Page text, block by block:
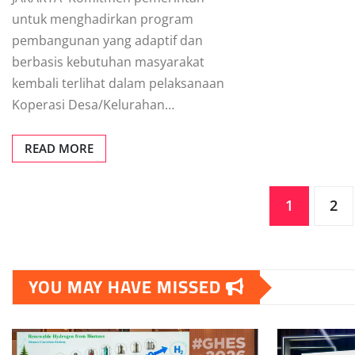
untuk menghadirkan program
pembangunan yang adaptif dan
berbasis kebutuhan masyarakat
kembali terlihat dalam pelaksanaan
Koperasi Desa/Kelurahan…
READ MORE
pagination
1 2
YOU MAY HAVE MISSED